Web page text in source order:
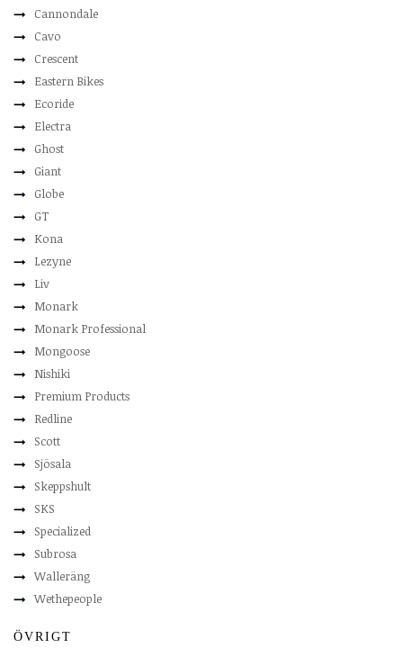
Cannondale
Cavo
Crescent
Eastern Bikes
Ecoride
Electra
Ghost
Giant
Globe
GT
Kona
Lezyne
Liv
Monark
Monark Professional
Mongoose
Nishiki
Premium Products
Redline
Scott
Sjösala
Skeppshult
SKS
Specialized
Subrosa
Walleräng
Wethepeople
ÖVRIGT